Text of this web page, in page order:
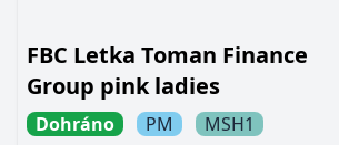
FBC Letka Toman Finance
Group pink ladies
Dohráno PM MSH1